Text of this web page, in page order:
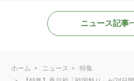
ニュース記事
ホーム ニュース
特集